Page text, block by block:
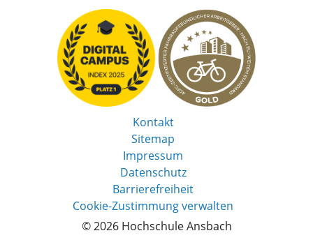
Kontakt
Sitemap
Impressum
Datenschutz
Barrierefreiheit
Cookie-Zustimmung verwalten
© 2026 Hochschule Ansbach